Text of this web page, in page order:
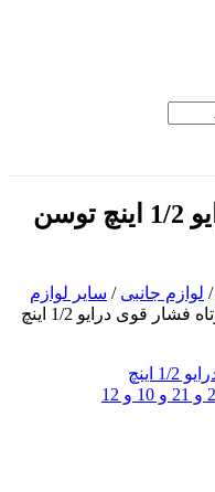
بکس کوتاه فشار قوی درایو 1/2 اینچ توسن
/ لوازم جانبی / سایر لوازم
بکس کوتاه فشار قوی درایو 1/2 اینچ